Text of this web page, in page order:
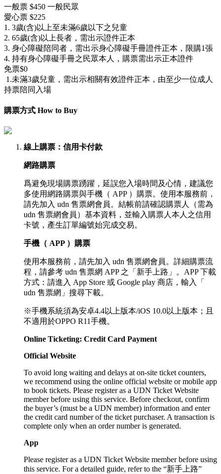
一般票 $450 一般民眾
愛心票 $225
1. 3歲(含)以上至未滿6歲以下之兒童
2. 65歲(含)以上長者，需出示證件正本
3. 身心障礙陪同者，需出示身心障礙手冊證件正本，限購1張
4. 持有身心障礙手冊之民眾本人，購票需出示正本證件
免票$0
1.未滿3歲兒童，需出示相關有效證件正本，由至少一位成人
持票陪同入場
購票方式 How to Buy
線上購票 ：信用卡付款
網路購票
爲避免現場購票踴躍，延誤您入場時間及心情，建議您
多使用網路購票與手機（ APP ）購票。使用本服務前，
請先加入 udn 售票網會員。結帳前請確認購票人（需為
udn 售票網會員）基本資料，並輸入購票人本人之信用
卡號，產生訂單編號始完成交易。
手機（ APP ）購票
使用本服務前，請先加入 udn 售票網會員。詳細購票流
程，請參考 udn 售票網 APP 之「新手上路」。APP 下載
方式：請進入 App Store 或 Google play 商店，輸入「
udn 售票網」搜尋下載。
※手機系統須為安卓4.4以上版本/iOS 10.0以上版本；且
不適用於OPPO R11手機。
Online Ticketing: Credit Card Payment
Official Website
To avoid long waiting and delays at on-site ticket counters,
we recommend using the online official website or mobile app
to book tickets. Please register as a UDN Ticket Website
member before using this service. Before checkout, confirm
the buyer’s (must be a UDN member) information and enter
the credit card number of the ticket purchaser. A transaction is
complete only when an order number is generated.
App
Please register as a UDN Ticket Website member before using
this service. For a detailed guide, refer to the “新手上路”